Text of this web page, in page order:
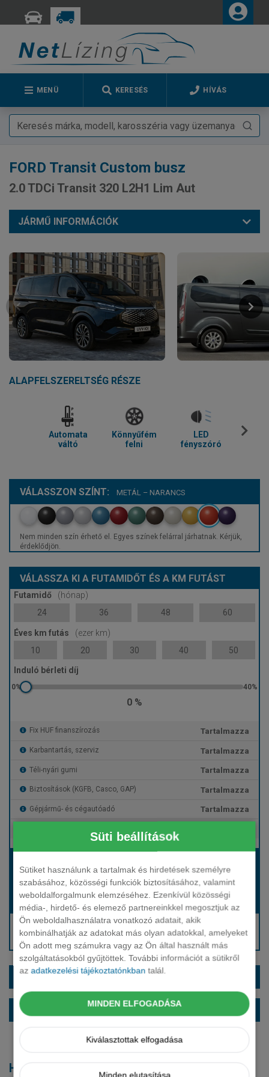
Süti beállítások
Sütiket használunk a tartalmak és hirdetések személyre
szabásához, közösségi funkciók biztosításához, valamint
weboldalforgalmunk elemzéséhez. Ezenkívül közösségi
média-, hirdető- és elemező partnereinkkel megosztjuk az
Ön weboldalhasználatra vonatkozó adatait, akik
kombinálhatják az adatokat más olyan adatokkal, amelyeket
Ön adott meg számukra vagy az Ön által használt más
szolgáltatásokból gyűjtöttek. További információt a sütikről
azadatkezelési tájékoztatónkban talál.
MINDEN ELFOGADÁSA
Kiválasztottak elfogadása
Minden elutasítása
MENÜ KERESÉS HÍVÁS
FORD Transit Custom busz
2.0 TDCi Transit 320 L2H1 Lim Aut
JÁRMŰ INFORMÁCIÓK
ALAPFELSZERELTSÉG RÉSZE
Automata
váltó
Könnyűfém
felni
LED
fényszóró
VÁLASSZON SZÍNT: METÁL – NARANCS
Nem minden szín érhető el. Egyes színek felárral járhatnak. Kérjük,
érdeklődjön.
VÁLASSZA KI A FUTAMIDŐT ÉS A KM FUTÁST
Futamidő
(hónap)
24
36 48 60
Éves km futás
(ezer km)
10
20 30 40 50
Induló bérleti díj
0 %
Fix HUF finanszírozás Tartalmazza
Karbantartás, szerviz Tartalmazza
Téli-nyári gumi Tartalmazza
Biztosítások (KGFB, Casco, GAP) Tartalmazza
Gépjármű- és cégautóadó Tartalmazza
Hívjon bennünket!
Hívjon bennünket!
Hívjon: +36 1 888 0088
Kérjen visszahívást!
EXTRÁK ÉS SZÍNEK
ALAPFELSZERELTSÉG
Hasonló modellek